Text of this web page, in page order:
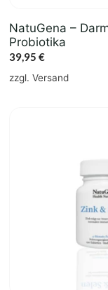
NatuGena –
Probiotika
39,95€
zzgl.Versand